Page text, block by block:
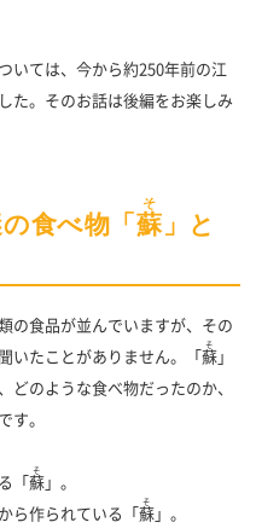
いては、今から約250年前の江
た。そのお話は後編をお楽しみ
食べ物「蘇
そ
」と
の食品が並んでいますが、その
いたことがありません。「 蘇
そ
」
どのような食べ物だったのか、
す。
「 蘇
そ
」。
ら作られている「 蘇
そ
」。